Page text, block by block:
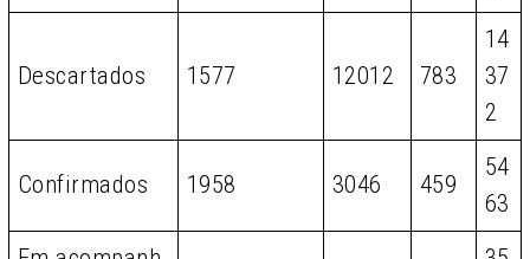
Descartados 1577 12012 783
14
37
2
Confirmados 1958 3046 459
54
63